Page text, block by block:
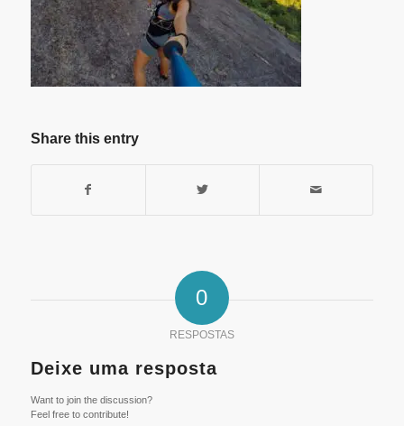
Share this entry
0
RESPOSTAS
Deixe uma resposta
Want to join the discussion?
Feel free to contribute!